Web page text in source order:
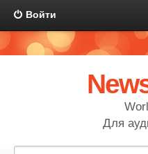
Войти
Для